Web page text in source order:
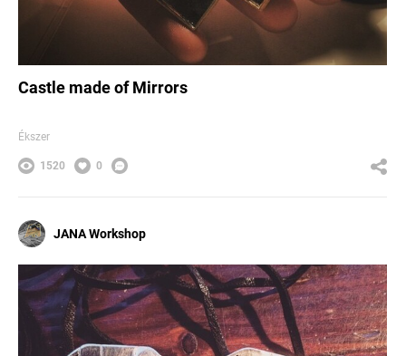
Castle made of Mirrors
Ékszer
1520 0
JANA Workshop